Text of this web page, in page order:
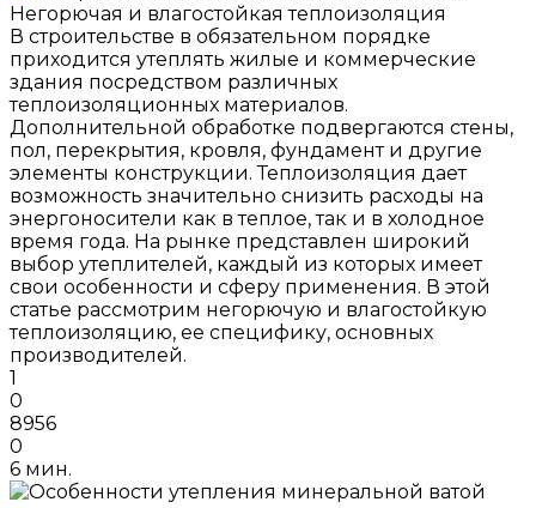
Негорючая и влагостойкая теплоизоляция
В строительстве в обязательном порядке
приходится утеплять жилые и коммерческие
здания посредством различных
теплоизоляционных материалов.
Дополнительной обработке подвергаются стены,
пол, перекрытия, кровля, фундамент и другие
элементы конструкции. Теплоизоляция дает
возможность значительно снизить расходы на
энергоносители как в теплое, так и в холодное
время года. На рынке представлен широкий
выбор утеплителей, каждый из которых имеет
свои особенности и сферу применения. В этой
статье рассмотрим негорючую и влагостойкую
теплоизоляцию, ее специфику, основных
производителей.
1
0
8956
0
6 мин.